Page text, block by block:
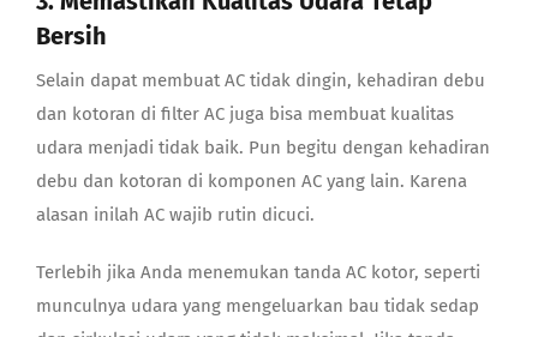
Bersih
Selain dapat membuat AC tidak dingin, kehadiran debu
dan kotoran di filter AC juga bisa membuat kualitas
udara menjadi tidak baik. Pun begitu dengan kehadiran
debu dan kotoran di komponen AC yang lain. Karena
alasan inilah AC wajib rutin dicuci.
Terlebih jika Anda menemukan tanda AC kotor, seperti
munculnya udara yang mengeluarkan bau tidak sedap